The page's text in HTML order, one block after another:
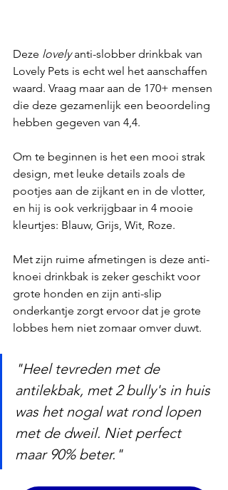
Deze lovely anti-slobber drinkbak van
Lovely Pets is echt wel het aanschaffen
waard. Vraag maar aan de 170+ mensen
die deze gezamenlijk een beoordeling
hebben gegeven van 4,4.
Om te beginnen is het een mooi strak
design, met leuke details zoals de
pootjes aan de zijkant en in de vlotter,
en hij is ook verkrijgbaar in 4 mooie
kleurtjes: Blauw, Grijs, Wit, Roze.
Met zijn ruime afmetingen is deze anti-
knoei drinkbak is zeker geschikt voor
grote honden en zijn anti-slip
onderkantje zorgt ervoor dat je grote
lobbes hem niet zomaar omver duwt.
"Heel tevreden met de
antilekbak, met 2 bully's in huis
was het nogal wat rond lopen
met de dweil. Niet perfect
maar 90% beter."